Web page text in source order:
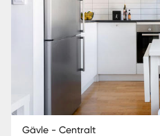
Gävle - Centralt